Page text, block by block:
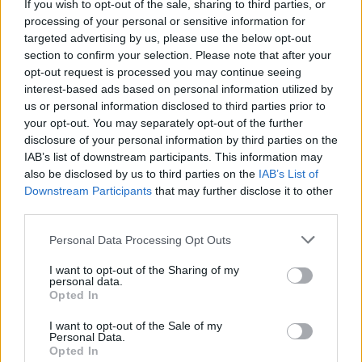
If you wish to opt-out of the sale, sharing to third parties, or
processing of your personal or sensitive information for
targeted advertising by us, please use the below opt-out
section to confirm your selection. Please note that after your
opt-out request is processed you may continue seeing
interest-based ads based on personal information utilized by
us or personal information disclosed to third parties prior to
your opt-out. You may separately opt-out of the further
disclosure of your personal information by third parties on the
IAB’s list of downstream participants. This information may
also be disclosed by us to third parties on the IAB’s List of
Downstream Participants that may further disclose it to other
Personal Data Processing Opt Outs
I want to opt-out of the Sharing of my
personal data.
Opted In
I want to opt-out of the Sale of my
Personal Data.
Opted In
na godności osoby ludzkiej i jej transcendentnym
powołaniu. Podkreślał znaczenie nowej ewangelizacji jako
odpowiedzi na postępującą sekularyzację Europy.
Franciszek – Europa „bezpłodną babcią”
Pontyfikat papieża Franciszka koncentrował się wokół
wyzwań społecznych i humanitarnych. Przypominał, że
Europa odegrała kluczową rolę w rozwoju idei praw
człowieka, ale dziś zmaga się z kryzysem tożsamości.
pracy nad tym, aby zmęczona Europa – przypominająca
„bezpłodną babcię”, „już nietętniącą życiem” – na nowo
odkryła swoją duszę. Krytykował dominację biurokracji
nad ideałami integracji oraz osłabienie ducha
solidarności.